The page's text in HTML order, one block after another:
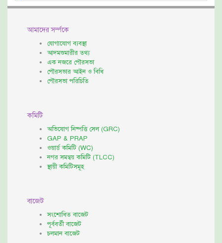
আমাদের সর্ম্পকে
যোগাযোগ ব্যবস্থা
আদমশুমারীর তথ্য
এক নজরে পৌরসভা
পৌরসভার আইন ও বিধি
পৌরসভা পরিচিতি
কমিটি
অভিযোগ নিষ্পত্তি সেল (GRC)
GAP & PRAP
ওয়ার্ড কমিটি (WC)
নগর সমন্বয় কমিটি (TLCC)
স্থায়ী কমিটিসমূহ
বাজেট
সংশোধিত বাজেট
পূর্ববর্তী বাজেট
চলমান বাজেট